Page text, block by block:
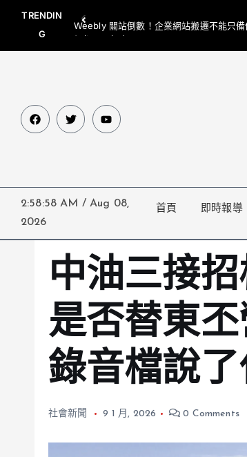
TRENDIN
G
Weebly 關站倒數！企業網站搬遷不能只
網都要一起處理
2:58:59 AM / Aug 08,
2026
首頁 即時報導
中油三接
是否替東
錄音檔說
社會新聞 9 1 月, 2026 0 Comments